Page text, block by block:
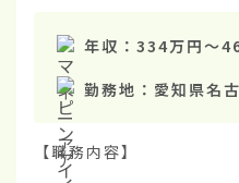
年収： 334万円〜
勤務地： 愛知県名
【職務内容】